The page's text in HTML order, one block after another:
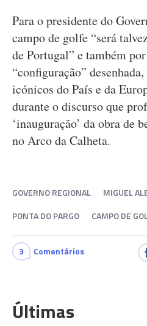
Para o presidente do
campo de golfe “será
de Portugal” e também
“configuração”
icónicos do País e da
durante o discurso que
‘inauguração’ da obra de
no Arco da Calheta.
GOVERNO REGIONAL
MIGUEL
PONTA DO PARGO
CAMPO DE
3 Comentários
Últimas